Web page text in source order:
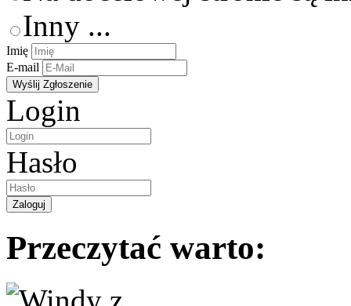
Inny ...
Imię
E-mail
Login
Hasło
Przeczytać warto: